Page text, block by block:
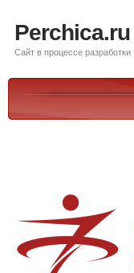
Perchica.ru
Сайт в процессе разработки